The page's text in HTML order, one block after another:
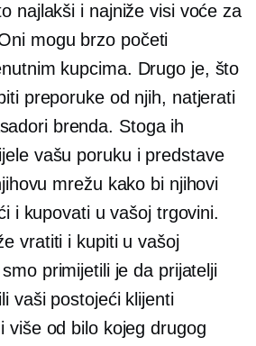
najlakši i najniže visivoće za
mogu brzo početi
kupcima. Drugo je, što
preporuke od njih, natjerati
brenda. Stoga ih
vašu poruku i predstave
mrežu kako bi njihovi
i kupovati u vašoj trgovini.
vratiti i kupiti u vašoj
primijetili je da prijatelji
vaši postojeći klijenti
više od bilo kojeg drugog